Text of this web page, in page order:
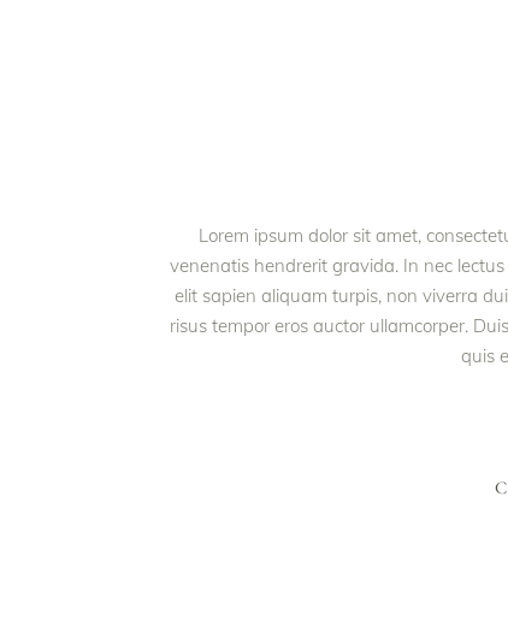
Lorem ipsum dolor sit amet,
venenatis hendrerit gravida. In nec
elit sapien aliquam turpis, non viverra
risus tempor eros auctor ullamcorper.
quis